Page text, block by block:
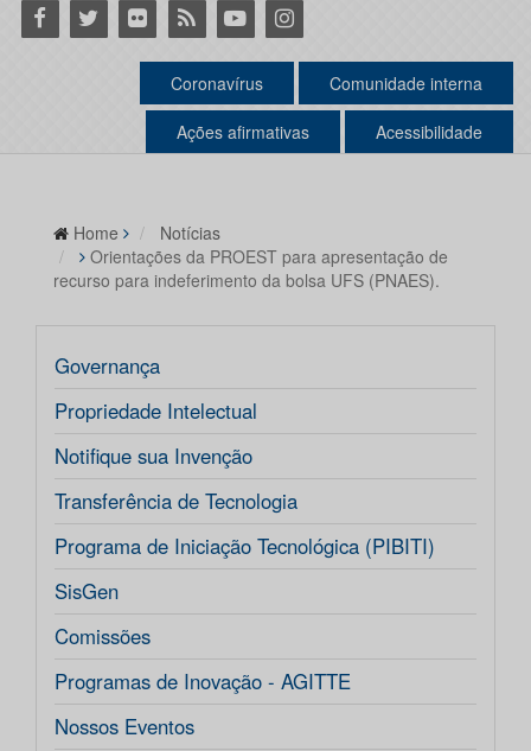
Facebook
Twitter Flickr RSS YoutubeInstagram
Coronavírus Comunidade interna
Ações afirmativas Acessibilidade
Home
Notícias
Orientações da PROEST para apresentação de
recurso para indeferimento da bolsa UFS (PNAES).
Governança
Propriedade Intelectual
Notifique sua Invenção
Transferência de Tecnologia
Programa de Iniciação Tecnológica (PIBITI)
SisGen
Comissões
Programas de Inovação - AGITTE
Nossos Eventos